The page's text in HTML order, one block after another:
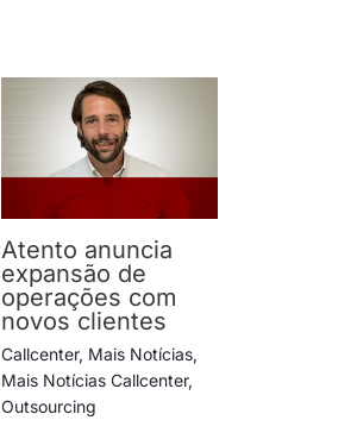
Atento anuncia
expansão de
operações com
novos clientes
Callcenter, Mais Notícias,
Mais Notícias Callcenter,
Outsourcing